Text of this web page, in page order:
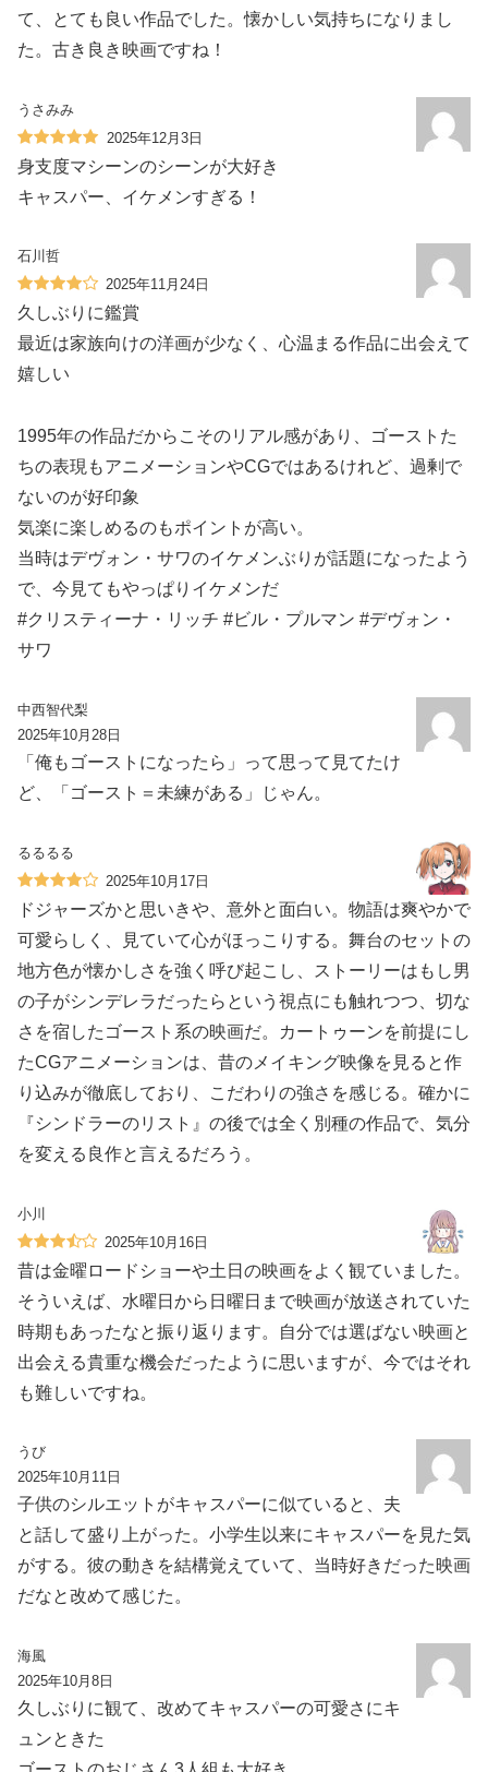
て、とても良い作品でした。懐かしい気持ちになりまし
た。古き良き映画ですね！
うさみみ
2025年12月3日
身支度マシーンのシーンが大好き︎
キャスパー、イケメンすぎる！
石川哲
2025年11月24日
久しぶりに鑑賞
最近は家族向けの洋画が少なく、心温まる作品に出会えて
嬉しい
1995年の作品だからこそのリアル感があり、ゴーストた
ちの表現もアニメーションやCGではあるけれど、過剰で
ないのが好印象
気楽に楽しめるのもポイントが高い。
当時はデヴォン・サワのイケメンぶりが話題になったよう
で、今見てもやっぱりイケメンだ
#クリスティーナ・リッチ #ビル・プルマン #デヴォン・
サワ
中西智代梨
2025年10月28日
「俺もゴーストになったら」って思って見てたけ
ど、「ゴースト＝未練がある」じゃん。
るるるる
2025年10月17日
ドジャーズかと思いきや、意外と面白い。物語は爽やかで
可愛らしく、見ていて心がほっこりする。舞台のセットの
地方色が懐かしさを強く呼び起こし、ストーリーはもし男
の子がシンデレラだったらという視点にも触れつつ、切な
さを宿したゴースト系の映画だ。カートゥーンを前提にし
たCGアニメーションは、昔のメイキング映像を見ると作
り込みが徹底しており、こだわりの強さを感じる。確かに
『シンドラーのリスト』の後では全く別種の作品で、気分
を変える良作と言えるだろう。
小川
2025年10月16日
昔は金曜ロードショーや土日の映画をよく観ていました。
そういえば、水曜日から日曜日まで映画が放送されていた
時期もあったなと振り返ります。自分では選ばない映画と
出会える貴重な機会だったように思いますが、今ではそれ
も難しいですね。
うび
2025年10月11日
子供のシルエットがキャスパーに似ていると、夫
と話して盛り上がった。小学生以来にキャスパーを見た気
がする。彼の動きを結構覚えていて、当時好きだった映画
だなと改めて感じた。
海風
2025年10月8日
久しぶりに観て、改めてキャスパーの可愛さにキ
ュンときた